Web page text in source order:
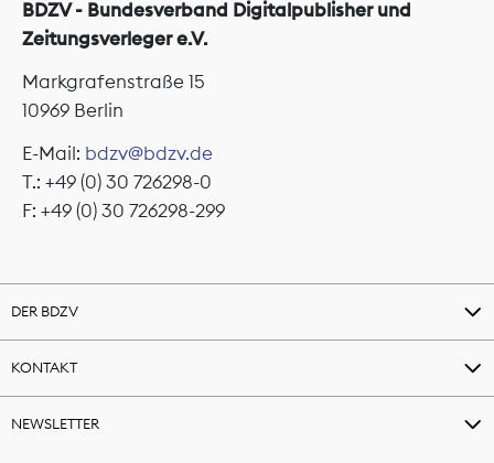
BDZV - Bundesverband Digitalpublisher und
Zeitungsverleger e.V.
Markgrafenstraße 15
10969 Berlin
E-Mail: bdzv@bdzv.de
T.: +49 (0) 30 726298-0
F: +49 (0) 30 726298-299
DER BDZV
KONTAKT
NEWSLETTER